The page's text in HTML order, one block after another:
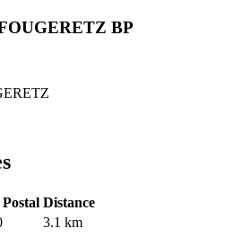
BP
Distance
3.1 km